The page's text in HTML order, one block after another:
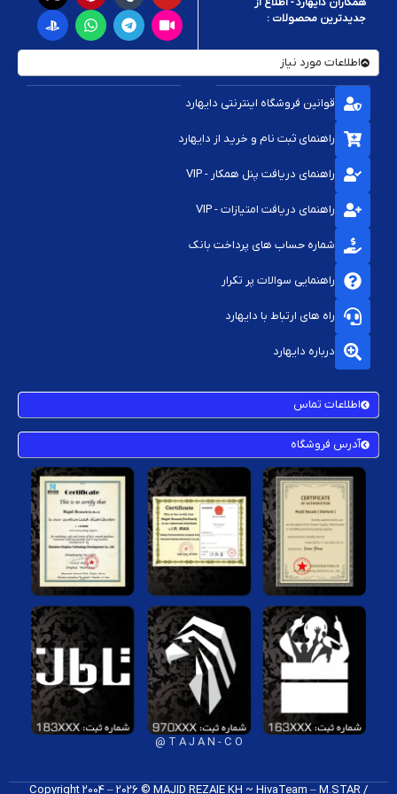
جدیدترین محصولات :
اطلاعات مورد نیاز
قوانین فروشگاه اینترنتی دایهارد
راهنمای ثبت نام و خرید از دایهارد
راهنمای دریافت پنل همکار - VIP
راهنمای دریافت امتیازات - VIP
شماره حساب های پرداخت بانک
راهنمایی سوالات پر تکرار
راه های ارتباط با دایهارد
درباره دایهارد
اطلاعات تماس
آدرس فروشگاه
T A J A N - C O @
Copyright 2004 – 2026 © MAJID REZAIE KH ~ HivaTeam – M.STAR /